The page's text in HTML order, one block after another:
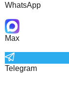
WhatsApp
Max
Telegram